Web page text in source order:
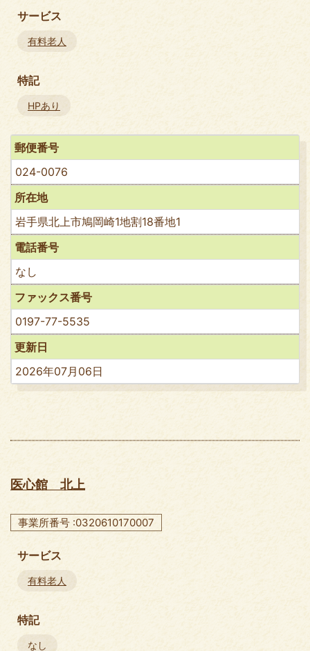
サービス
有料老人
特記
HPあり
郵便番号
024-0076
所在地
岩手県北上市鳩岡崎1地割18番地1
電話番号
なし
ファックス番号
0197-77-5535
更新日
2026年07月06日
医心館 北上
事業所番号 :0320610170007
サービス
有料老人
特記
なし